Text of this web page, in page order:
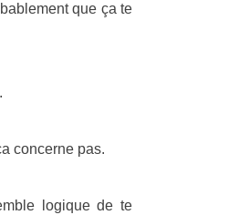
que ça te
concerne pas.
logique de te